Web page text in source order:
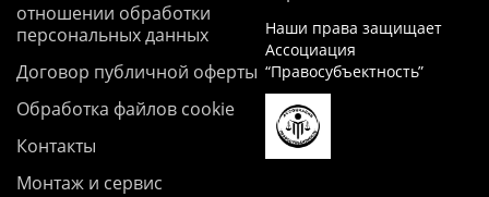
отношении обработки
персональных данных
Договор публичной оферты
Обработка файлов cookie
Контакты
Монтаж и сервис
Наши права защищает
Ассоциация
“Правосубъектность”